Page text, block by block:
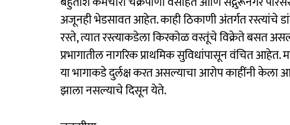
अजूनही भेडसावत आहेत. काही ठिकाणी अंतर्गत रस्त्यांचे
रस्ते, त्यात रस्त्याकडेला किरकोळ वस्तूंचे विक्रेते बसत
प्रभागातील नागरिक प्राथमिक सुविधांपासून वंचित आहेत.
या भागाकडे दुर्लक्ष करत असल्याचा आरोप काहींनी केला
झाला नसल्याचे दिसून येते.